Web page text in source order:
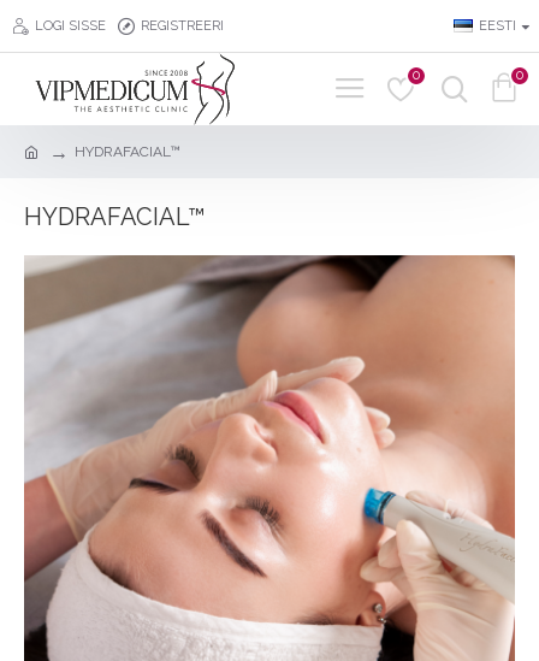
LOGI SISSE REGISTREERI EESTI
0 0
HYDRAFACIAL™
HYDRAFACIAL™